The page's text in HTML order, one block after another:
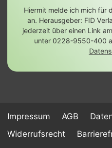
Hiermit melde ich mich für
an. Herausgeber: FID
jederzeit über einen Link
unter 0228-9550-400
Impressum AGB
Widerrufsrecht